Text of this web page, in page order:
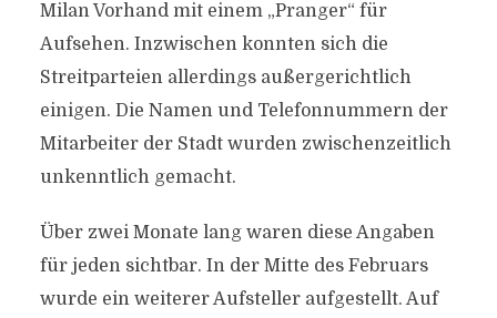
Milan Vorhand mit einem „Pranger“ für
Aufsehen. Inzwischen konnten sich die
Streitparteien allerdings außergerichtlich
einigen. Die Namen und Telefonnummern der
Mitarbeiter der Stadt wurden zwischenzeitlich
unkenntlich gemacht.
Über zwei Monate lang waren diese Angaben
für jeden sichtbar. In der Mitte des Februars
wurde ein weiterer Aufsteller aufgestellt. Auf